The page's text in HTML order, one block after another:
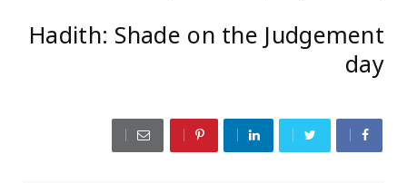
Hadith: Shade on the Judgement
day